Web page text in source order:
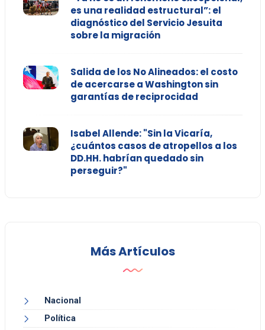
es una realidad estructural”: el
diagnóstico del Servicio Jesuita
sobre la migración
Salida de los No Alineados: el costo
de acercarse a Washington sin
garantías de reciprocidad
Isabel Allende: "Sin la Vicaría,
¿cuántos casos de atropellos a los
DD.HH. habrían quedado sin
perseguir?"
Más Artículos
Nacional
Política